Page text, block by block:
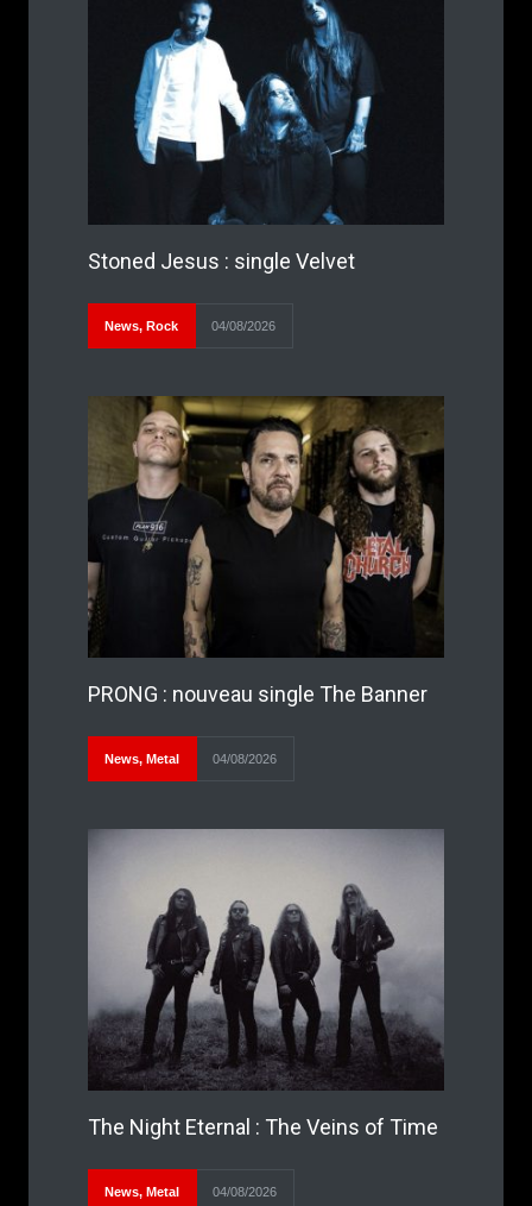
Stoned Jesus : single Velvet
News, Rock 04/08/2026
PRONG : nouveau single The Banner
News, Metal 04/08/2026
The Night Eternal : The Veins of Time
News, Metal 04/08/2026